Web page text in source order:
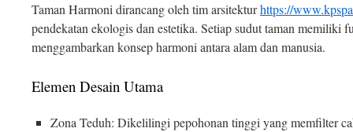
Taman Harmoni dirancang oleh tim arsitekturhttps://
pendekatan ekologis dan estetika. Setiap sudut taman memiliki
menggambarkan konsep harmoni antara alam dan manusia.
Elemen Desain Utama
Zona Teduh: Dikelilingi pepohonan tinggi yang memfilter